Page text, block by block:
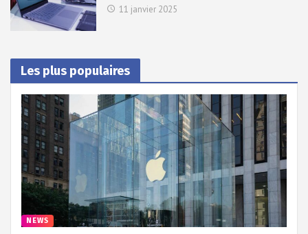
11 janvier 2025
Les plus populaires
NEWS